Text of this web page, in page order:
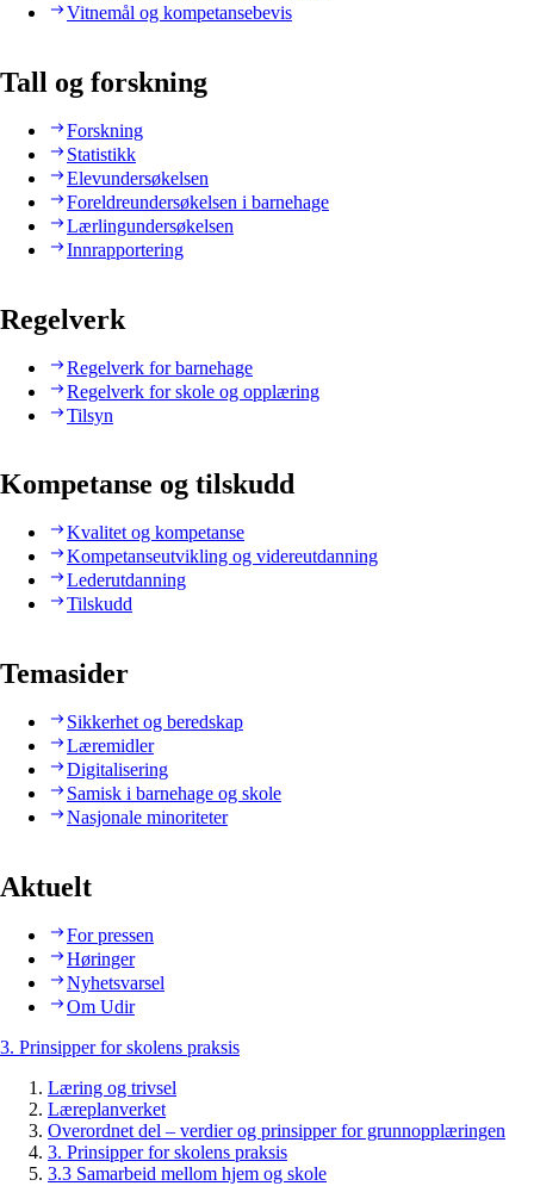
Vitnemål og kompetansebevis
Tall og forskning
Forskning
Statistikk
Elevundersøkelsen
Foreldreundersøkelsen i barnehage
Lærlingundersøkelsen
Innrapportering
Regelverk
Regelverk for barnehage
Regelverk for skole og opplæring
Tilsyn
Kompetanse og tilskudd
Kvalitet og kompetanse
Kompetanseutvikling og videreutdanning
Lederutdanning
Tilskudd
Temasider
Sikkerhet og beredskap
Læremidler
Digitalisering
Samisk i barnehage og skole
Nasjonale minoriteter
Aktuelt
For pressen
Høringer
Nyhetsvarsel
Om Udir
3. Prinsipper for skolens praksis
Læring og trivsel
Læreplanverket
Overordnet del – verdier og prinsipper for grunnopplæringen
3. Prinsipper for skolens praksis
3.3 Samarbeid mellom hjem og skole